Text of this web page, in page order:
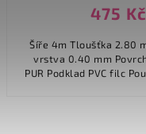
475 Kč
Šíře 4m Tloušťka 2.80 mm Nášlapná
vrstva 0.40 mm Povrchová úprava